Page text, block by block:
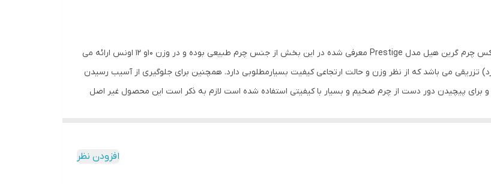
ویژگیهای دستکش بوکس چرم گرین هیل مدل Prestige دستکش بوکس چرم گرین هیل مدل Prestige معرفی شده در این بخش از جنس چرم طبیعی بوده و در وزن 10و 12 اونس ارائه می
می باشد که از نظر وزن و حالت ارتجاعی کیفیت بسیارمطلوبی دارد. همچنین برای جلوگیری از آسیب رسیدن
پیچیدن‌ دور دست از چرم ضخیم و بسیار با کیفیتی استفاده شده است لازم به ذکر است این محصول غیر اصل
افزودن نظر